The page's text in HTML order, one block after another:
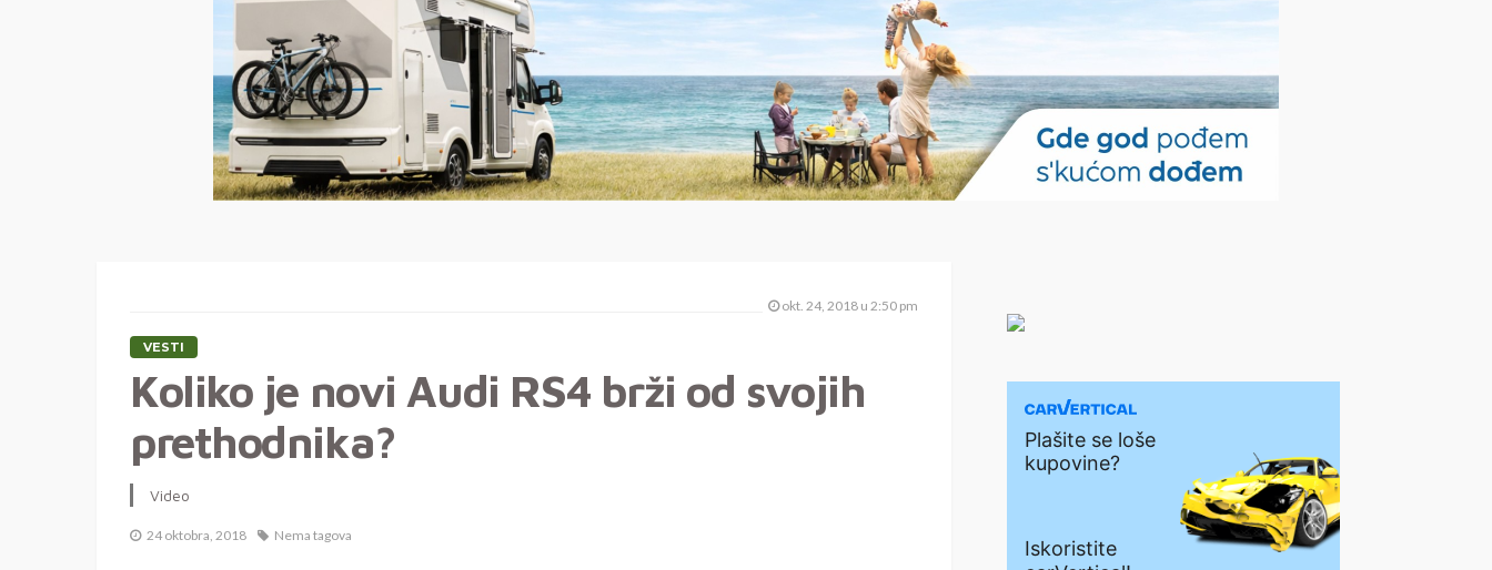
okt. 24, 2018 u 2:50 pm
VESTI
Koliko je novi Audi RS4 brži od svojih
prethodnika?
Video
24 oktobra, 2018 Nema tagova